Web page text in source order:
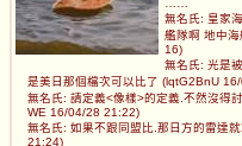
無名氏: 皇家
艦隊啊 地中
16)
無名氏: 光是
是美日那個檔次可以比了 (lqtG2BnU
無名氏: 請定義<像樣>的定義.不然沒得
WE 16/04/28 21:22)
無名氏: 如果不跟同盟比.那日方的雷達
21:24)